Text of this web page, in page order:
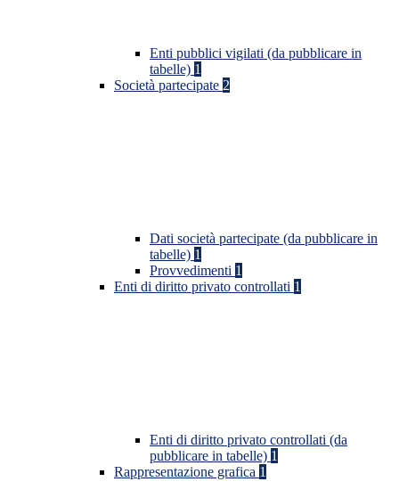
Enti pubblici vigilati (da pubblicare in
tabelle) 1
Società partecipate 2
Dati società partecipate (da pubblicare in
tabelle) 1
Provvedimenti 1
Enti di diritto privato controllati 1
Enti di diritto privato controllati (da
pubblicare in tabelle) 1
Rappresentazione grafica 1